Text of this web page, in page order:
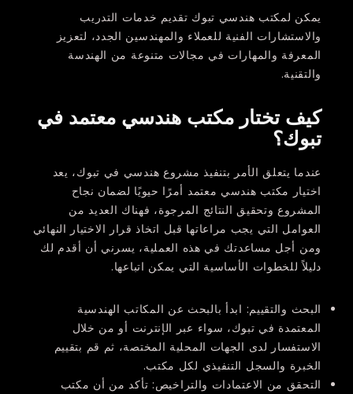
يمكن لمكتب هندسي تبوك تقديم خدمات التدريب
والاستشارات الفنية للعملاء والمهندسين الجدد، لتعزيز
المعرفة والمهارات في مجالات متنوعة من الهندسة
والتقنية.
كيف تختار مكتب هندسي معتمد في
تبوك؟
عندما يتعلق الأمر بتنفيذ مشروع هندسي في تبوك، يعد
اختيار مكتب هندسي معتمد أمرًا حيويًا لضمان نجاح
المشروع وتحقيق النتائج المرجوة، فهناك العديد من
العوامل التي يجب مراعاتها قبل اتخاذ قرار الاختيار النهائي
ومن أجل مساعدتك في هذه العملية، يسرني أن أقدم لك
دليلاً للخطوات الأساسية التي يمكن اتباعها.
البحث والتقييم: ابدأ بالبحث عن المكاتب الهندسية
المعتمدة في تبوك، سواء عبر الإنترنت أو من خلال
الاستفسار لدى الجهات المحلية المختصة، ثم قم بتقييم
الخبرة والسجل التنفيذي لكل مكتب.
التحقق من الاعتمادات والتراخيص: تأكد من أن مكتب